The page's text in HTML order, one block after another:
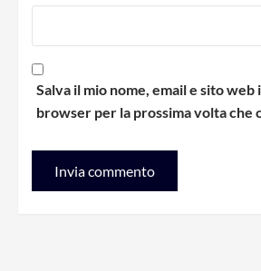
Salva il mio nome, email e sito web
browser per la prossima volta che